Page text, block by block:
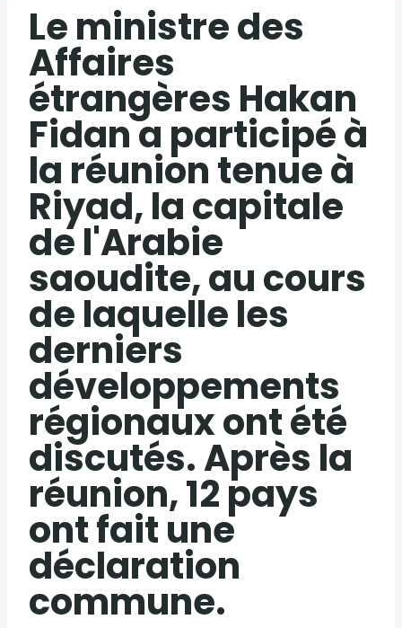
Le ministre des
Affaires
étrangères Hakan
Fidan a participé à
la réunion tenue à
Riyad, la capitale
de l'Arabie
saoudite, au cours
de laquelle les
derniers
développements
régionaux ont été
discutés. Après la
réunion, 12 pays
ont fait une
déclaration
commune.